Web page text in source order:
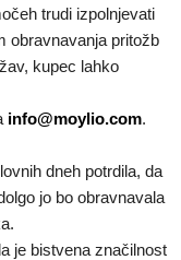
trudi izpolnjevati
obravnavanja pritožb
kupec lahko
info@moylio.com.
dneh potrdila, da
jo bo obravnavala
je bistvena značilnost